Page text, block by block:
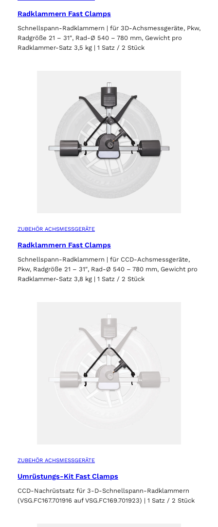
Radklammern Fast Clamps
Schnellspann-Radklammern | für 3D-Achsmessgeräte, Pkw,
Radgröße 21 – 31″, Rad-Ø 540 – 780 mm, Gewicht pro
Radklammer-Satz 3,5 kg | 1 Satz / 2 Stück
ZUBEHÖR ACHSMESSGERÄTE
Radklammern Fast Clamps
Schnellspann-Radklammern | für CCD-Achsmessgeräte,
Pkw, Radgröße 21 – 31″, Rad-Ø 540 – 780 mm, Gewicht pro
Radklammer-Satz 3,8 kg | 1 Satz / 2 Stück
ZUBEHÖR ACHSMESSGERÄTE
Umrüstungs-Kit Fast Clamps
CCD-Nachrüstsatz für 3-D-Schnellspann-Radklammern
(VSG.FC167.701916 auf VSG.FC169.701923) | 1 Satz / 2 Stück